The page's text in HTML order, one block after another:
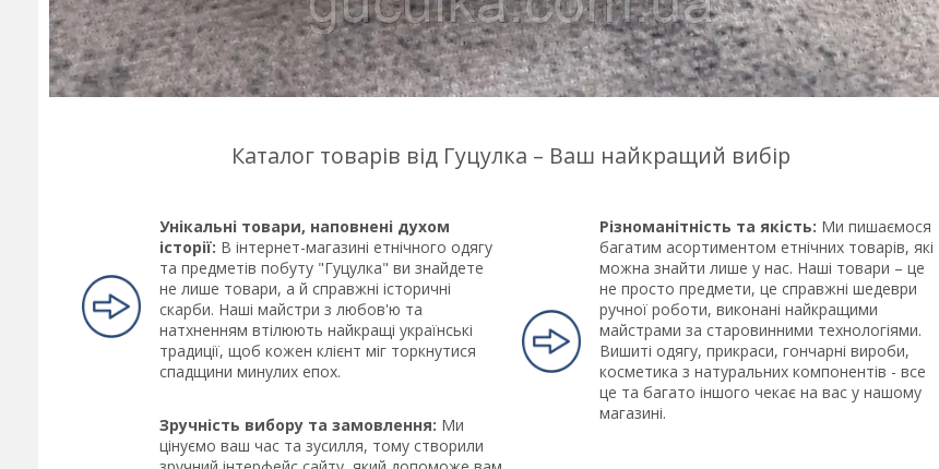
Каталог товарів від Гуцулка – Ваш найкращий вибір
Унікальні товари, наповнені духом
історії: В інтернет-магазині етнічного одягу
та предметів побуту "Гуцулка" ви знайдете
не лише товари, а й справжні історичні
скарби. Наші майстри з любов'ю та
натхненням втілюють найкращі українські
традиції, щоб кожен клієнт міг торкнутися
спадщини минулих епох.
Зручність вибору та замовлення: Ми
цінуємо ваш час та зусилля, тому створили
Різноманітність та якість: Ми пишаємося
багатим асортиментом етнічних товарів, які
можна знайти лише у нас. Наші товари – це
не просто предмети, це справжні шедеври
ручної роботи, виконані найкращими
майстрами за старовинними технологіями.
Вишиті одягу, прикраси, гончарні вироби,
косметика з натуральних компонентів - все
це та багато іншого чекає на вас у нашому
магазині.